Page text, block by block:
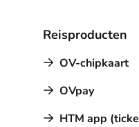
Reisproducten
OV-chipkaart
OVpay
HTM app